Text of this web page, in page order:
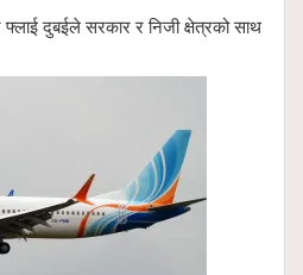
फ्लाई दुबईले सरकार र निजी क्षेत्रको साथ